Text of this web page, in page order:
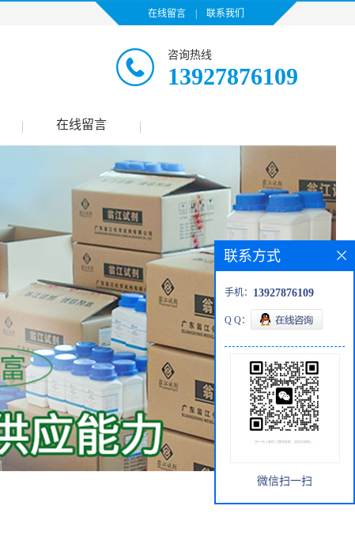
在线留言 联系我们
咨询热线
13927876109
在线留言
联系方式
手机： 13927876109
Q Q：
微信扫一扫